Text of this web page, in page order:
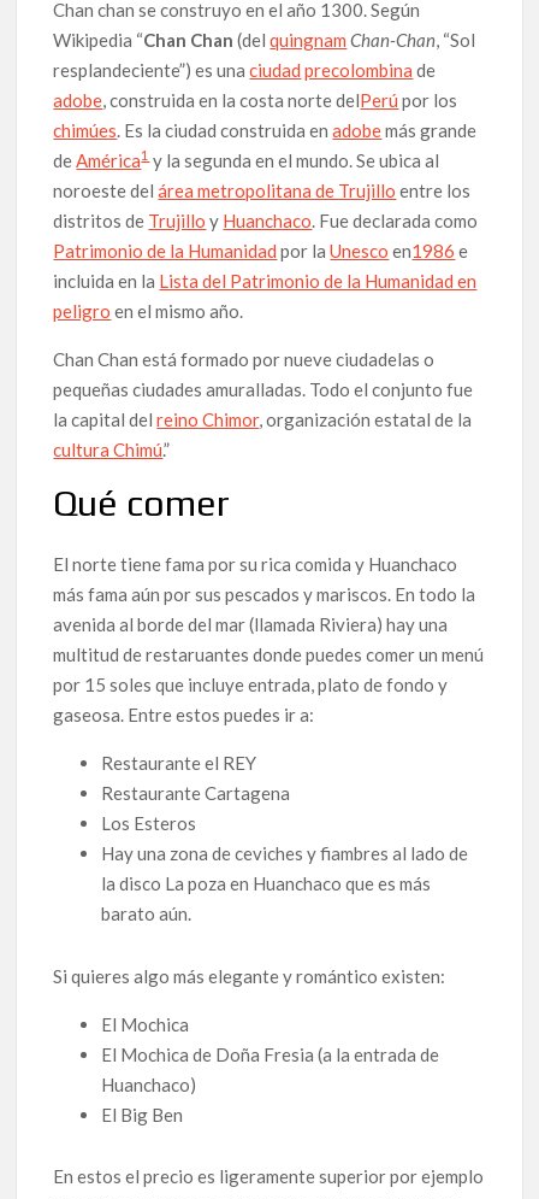
Chan chan se construyo en el año 1300. Según
Wikipedia “Chan Chan (delquingnam Chan-Chan, “Sol
resplandeciente”) es unaciudad precolombina de
adobe, construida en la costa norte delPerú por los
chimúes. Es la ciudad construida enadobemás grande
deAmérica1 y la segunda en el mundo. Se ubica al
noroeste delárea metropolitana de Trujillo entre los
distritos de Trujillo y Huanchaco. Fue declarada como
Patrimonio de la Humanidad por laUnesco en1986 e
incluida en la Lista del Patrimonio de la Humanidad en
peligro en el mismo año.
Chan Chan está formado por nueve ciudadelas o
pequeñas ciudades amuralladas. Todo el conjunto fue
la capital delreino Chimor, organización estatal de la
cultura Chimú.”
Qué comer
El norte tiene fama por su rica comida y Huanchaco
más fama aún por sus pescados y mariscos. En todo la
avenida al borde del mar (llamada Riviera) hay una
multitud de restaruantes donde puedes comer un menú
por 15 soles que incluye entrada, plato de fondo y
gaseosa. Entre estos puedes ir a:
Restaurante el REY
Restaurante Cartagena
Los Esteros
Hay una zona de ceviches y fiambres al lado de
la disco La poza en Huanchaco que es más
barato aún.
Si quieres algo más elegante y romántico existen:
El Mochica
El Mochica de Doña Fresia (a la entrada de
Huanchaco)
El Big Ben
En estos el precio es ligeramente superior por ejemplo